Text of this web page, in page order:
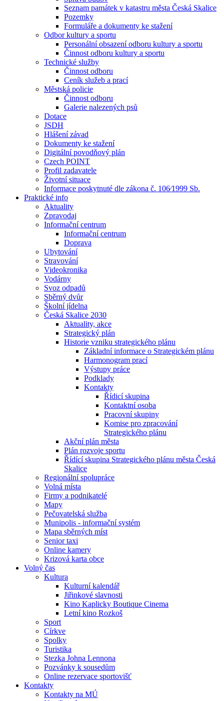
Seznam památek v katastru města Česká Skalice
Pozemky
Formuláře a dokumenty ke stažení
Odbor kultury a sportu
Personální obsazení odboru kultury a sportu
Činnost odboru kultury a sportu
Technické služby
Činnost odboru
Ceník služeb a prací
Městská policie
Činnost odboru
Galerie nalezených psů
Dotace
JSDH
Hlášení závad
Dokumenty ke stažení
Digitální povodňový plán
Czech POINT
Profil zadavatele
Životní situace
Informace poskytnuté dle zákona č. 106⁄1999 Sb.
Praktické info
Aktuality
Zpravodaj
Informační centrum
Informační centrum
Doprava
Ubytování
Stravování
Videokronika
Vodárny
Svoz odpadů
Sběrný dvůr
Školní jídelna
Česká Skalice 2030
Aktuality, akce
Strategický plán
Historie vzniku strategického plánu
Základní informace o Strategickém plánu
Harmonogram prací
Výstupy práce
Podklady
Kontakty
Řídicí skupina
Kontaktní osoba
Pracovní skupiny
Komise pro zpracování
Strategického plánu
Akční plán města
Plán rozvoje sportu
Řídící skupina Strategického plánu města Česká
Skalice
Regionální spolupráce
Volná místa
Firmy a podnikatelé
Mapy
Pečovatelská služba
Munipolis - informační systém
Mapa sběrných míst
Senior taxi
Online kamery
Krizová karta obce
Volný čas
Kultura
Kulturní kalendář
Jiřinkové slavnosti
Kino Kaplicky Boutique Cinema
Letní kino Rozkoš
Sport
Církve
Spolky
Turistika
Stezka Johna Lennona
Pozvánky k sousedům
Online rezervace sportovišť
Kontakty
Kontakty na MÚ